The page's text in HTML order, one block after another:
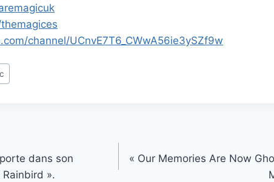
channel/UCnvE7T6_CWwA56ie3ySZf9w
dans son
».
« Our Memories Are Now